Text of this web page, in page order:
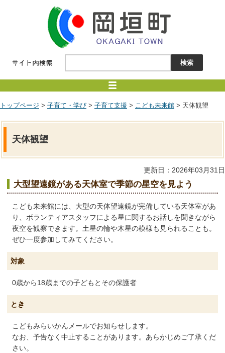
トップページ > 子育て・学び > 子育て支援 > こども未来館 > 天体観望
天体観望
更新日：2026年03月31日
大型望遠鏡がある天体室で季節の星空を見よう
こども未来館には、大型の天体望遠鏡が完備している天体室があ
り、ボランティアスタッフによる星に関するお話しを聞きながら
夜空を観察できます。土星の輪や木星の模様も見られることも。
ぜひ一度参加してみてください。
対象
0歳から18歳までの子どもとその保護者
とき
こどもみらいかんメールでお知らせします。
なお、予告なく中止することがあります。あらかじめご了承くだ
さい。